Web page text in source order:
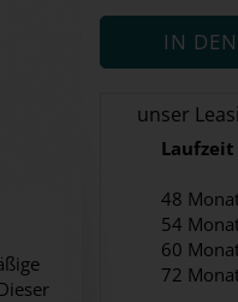
unser
Laufzeit
48
54
60
72